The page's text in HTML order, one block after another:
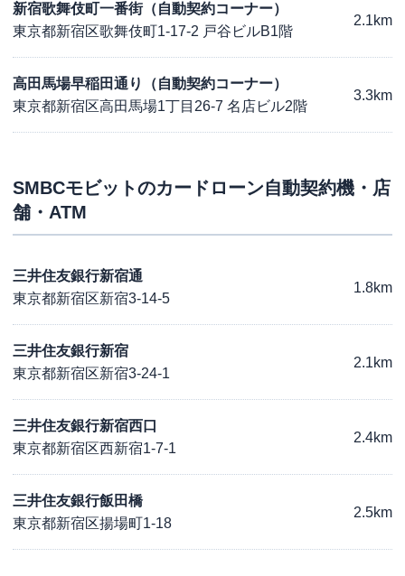
新宿歌舞伎町一番街（自動契約コーナー）
東京都新宿区歌舞伎町1-17-2 戸谷ビルB1階
2.1km
高田馬場早稲田通り（自動契約コーナー）
東京都新宿区高田馬場1丁目26-7 名店ビル2階
3.3km
SMBCモビットのカードローン自動契約機・店
舗・ATM
三井住友銀行新宿通
東京都新宿区新宿3-14-5
1.8km
三井住友銀行新宿
東京都新宿区新宿3-24-1
2.1km
三井住友銀行新宿西口
東京都新宿区西新宿1-7-1
2.4km
三井住友銀行飯田橋
東京都新宿区揚場町1-18
2.5km